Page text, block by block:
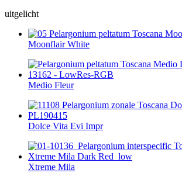
uitgelicht
Moonflair White
Medio Fleur
Dolce Vita Evi Impr
Xtreme Mila